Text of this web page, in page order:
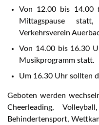
Von 12.00 bis 14.00
Mittagspause
Verkehrsverein
Von 14.00 bis 16.30
Musikprogramm statt.
Um 16.30 Uhr sollten
Geboten werden
Cheerleading,
Behindertensport,